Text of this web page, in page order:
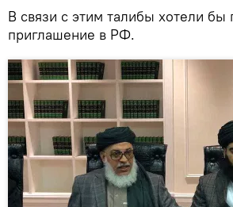
В связи с этим талибы хотели бы
приглашение в РФ.